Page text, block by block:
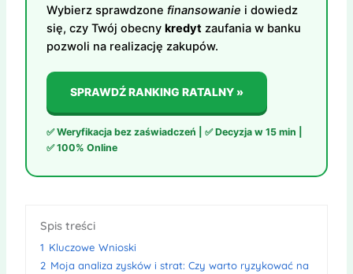
Wybierz sprawdzone finansowanie i dowiedz
się, czy Twój obecny kredytzaufania w banku
pozwoli na realizację zakupów.
SPRAWDŹ RANKING RATALNY »
✅ Weryfikacja bez zaświadczeń | ✅ Decyzja w 15 min |
✅ 100% Online
Spis treści
1 Kluczowe Wnioski
2 Moja analiza zysków i strat: Czy warto ryzykować na